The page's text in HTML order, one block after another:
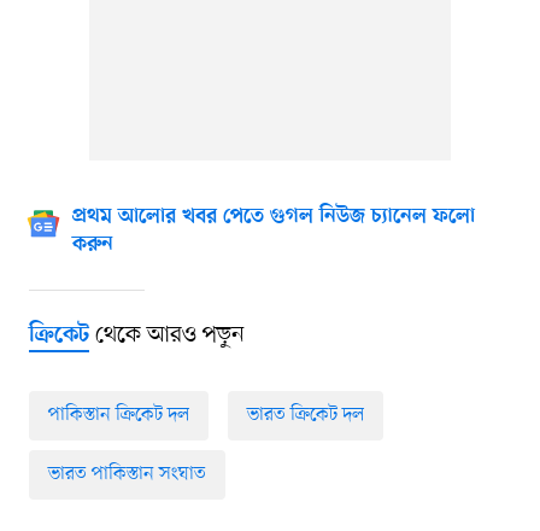
প্রথম আলোর খবর পেতে গুগল নিউজ চ্যানেল ফলো
করুন
ক্রিকেটথেকে আরও পড়ুন
পাকিস্তান ক্রিকেট দল ভারত ক্রিকেট দল
ভারত পাকিস্তান সংঘাত